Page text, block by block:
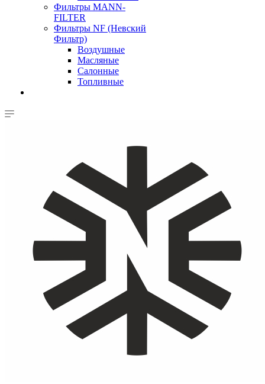
Фильтры MANN-
FILTER
Фильтры NF (Невский
Фильтр)
Воздушные
Масляные
Салонные
Топливные